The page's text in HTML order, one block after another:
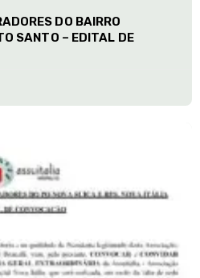
DO BAIRRO
SANTO – EDITAL DE